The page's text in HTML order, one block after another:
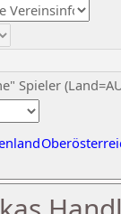
Spieler